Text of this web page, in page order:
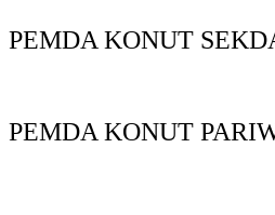
PEMDA KONUT
PEMDA KONUT